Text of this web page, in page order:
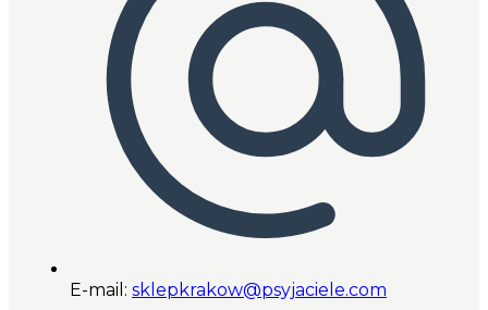
E-mail: sklepkrakow@psyjaciele.com